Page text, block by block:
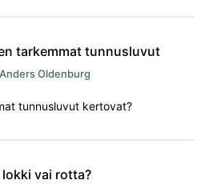
tarkemmat tunnusluvut
Anders Oldenburg
tunnusluvut kertovat?
vai rotta?